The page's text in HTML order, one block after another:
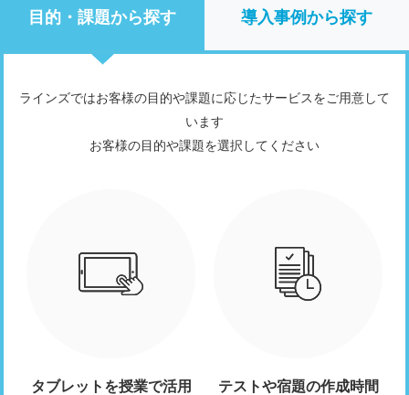
目的・課題から探す 導入事例から探す
ラインズではお客様の目的や課題に応じたサービスをご用意して
います
お客様の目的や課題を選択してください
タブレットを授業で活用
テストや宿題の作成時間